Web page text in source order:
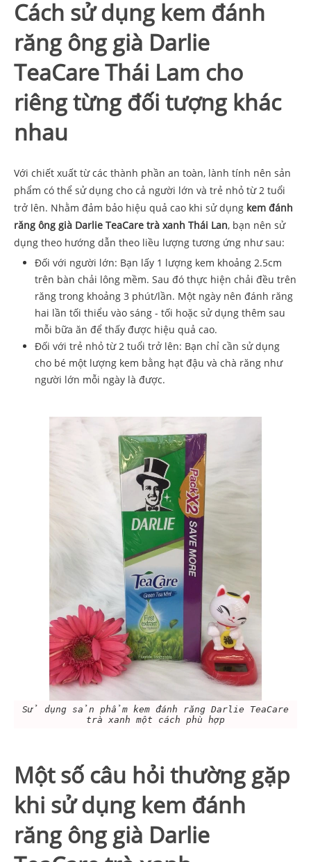
Cách sử dụng kem đánh
răng ông già Darlie
TeaCare Thái Lam cho
riêng từng đối tượng khác
nhau
Với chiết xuất từ các thành phần an toàn, lành tính nên sản
phẩm có thể sử dụng cho cả người lớn và trẻ nhỏ từ 2 tuổi
trở lên. Nhằm đảm bảo hiệu quả cao khi sử dụng kem đánh
răng ông già Darlie TeaCare trà xanh Thái Lan, bạn nên sử
dụng theo hướng dẫn theo liều lượng tương ứng như sau:
Đối với người lớn: Bạn lấy 1 lượng kem khoảng 2.5cm
trên bàn chải lông mềm. Sau đó thực hiện chải đều trên
răng trong khoảng 3 phút/lần. Một ngày nên đánh răng
hai lần tối thiểu vào sáng - tối hoặc sử dụng thêm sau
mỗi bữa ăn để thấy được hiệu quả cao.
Đối với trẻ nhỏ từ 2 tuổi trở lên: Bạn chỉ cần sử dụng
cho bé một lượng kem bằng hạt đậu và chà răng như
người lớn mỗi ngày là được.
Sử dụng sản phẩm kem đánh răng Darlie TeaCare
trà xanh một cách phù hợp
Một số câu hỏi thường gặp
khi sử dụng kem đánh
răng ông già Darlie